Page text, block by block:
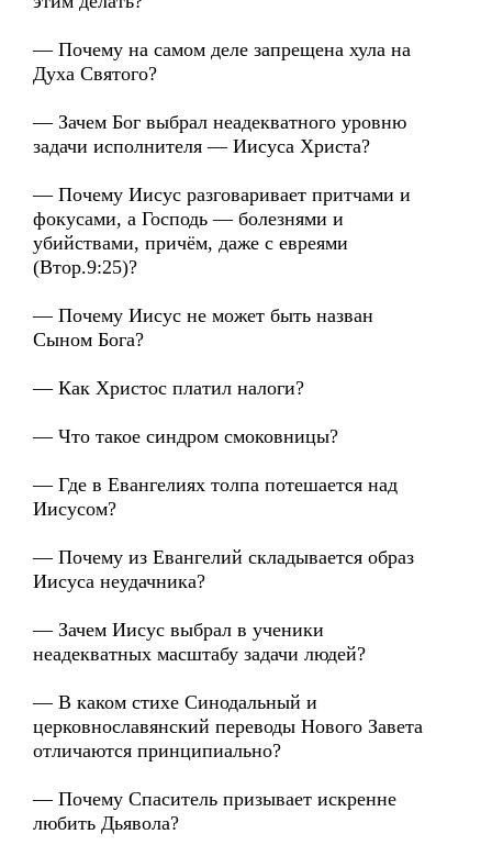
— Почему на самом деле запрещена хула на
Духа Святого?
— Зачем Бог выбрал неадекватного уровню
задачи исполнителя — Иисуса Христа?
— Почему Иисус разговаривает притчами и
фокусами, а Господь — болезнями и
убийствами, причём, даже с евреями
(Втор.9:25)?
— Почему Иисус не может быть назван
Сыном Бога?
— Как Христос платил налоги?
— Что такое синдром смоковницы?
— Где в Евангелиях толпа потешается над
Иисусом?
— Почему из Евангелий складывается образ
Иисуса неудачника?
— Зачем Иисус выбрал в ученики
неадекватных масштабу задачи людей?
— В каком стихе Синодальный и
церковнославянский переводы Нового Завета
отличаются принципиально?
— Почему Спаситель призывает искренне
любить Дьявола?